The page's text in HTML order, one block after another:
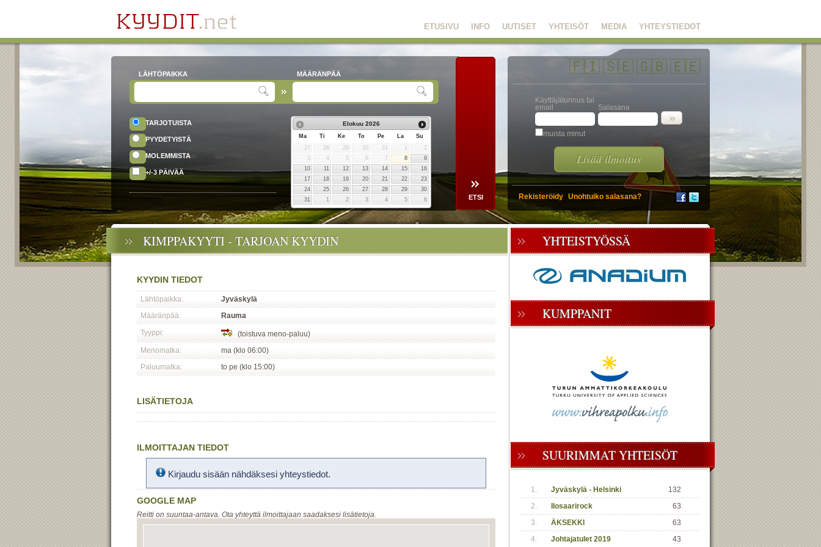
YHTEYSTIEDOT
MEDIA
YHTEISÖT
UUTISET
INFO
ETUSIVU
LÄHTÖPAIKKA MÄÄRÄNPÄÄ
TARJOTUISTA
PYYDETYISTÄ
MOLEMMISTA
+/-3 PÄIVÄÄ
Elokuu 2026
Ma Ti Ke To Pe La
Su
27
28 29 30 31
2
3
4 5 6 7 8
9
10
11 12 13 14 15
16
17
18 19 20 21 22
23
24
25 26 27 28 29
30
31
1 2 3 4 5 6
🇫🇮🇸🇪🇬🇧🇪🇪
Käyttäjätunnus tai
email
Salasana
muista minut
Lisää ilmoitus
Rekisteröidy Unohtuiko salasana?
KIMPPAKYYTI - TARJOAN KYYDIN
KYYDIN TIEDOT
Lähtöpaikka:
Jyväskylä
Määränpää:
Rauma
Tyyppi:
(toistuva meno-paluu)
Menomatka:
ma (klo 06:00)
Paluumatka:
to pe (klo 15:00)
LISÄTIETOJA
ILMOITTAJAN TIEDOT
Kirjaudu sisään nähdäksesi yhteystiedot.
GOOGLE MAP
Reitti on suuntaa-antava. Ota yhteyttä ilmoittajaan saadaksesi lisätietoja.
YHTEISTYÖSSÄ
KUMPPANIT
SUURIMMAT YHTEISÖT
1. Jyväskylä - Helsinki
132
2.
Ilosaarirock
63
3.
ÄKSEKKI
63
4.
Johtajatulet 2019
43